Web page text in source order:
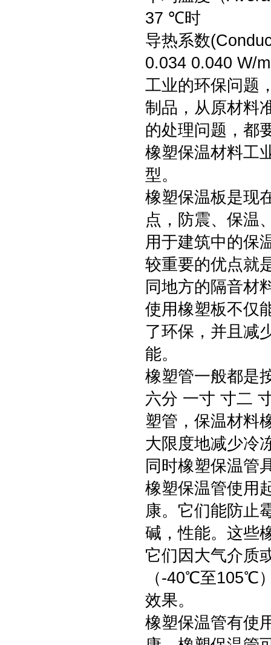
37 ℃时
导热系数
0.034 0.040 W/
工业的环保问题
制品，从原材料
的处理问题，都
橡塑保温材料工
型。
橡塑保温板是现
点，防震、保温
用于建筑中的保
较重要的优点就
同地方的隔音材
使用橡塑板不仅
了环保，并且减
能。
橡塑管一般都是
六分 一寸 寸二
塑管，保温材料
大限度地减少冷
同时橡塑保温管
橡塑保温管使用
康。它们能防止
碱，性能。这些
它们因大气介质
（-40℃至105℃
效果。
橡塑保温管有使